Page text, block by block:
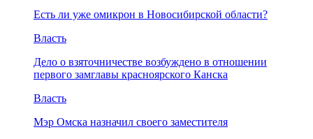
Есть ли уже омикрон в Новосибирской области?
Власть
Дело о взяточничестве возбуждено в отношении
первого замглавы красноярского Канска
Власть
Мэр Омска назначил своего заместителя